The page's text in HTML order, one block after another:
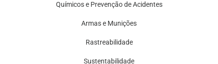
Químicos e Prevenção de Acidentes
Armas e Munições
Rastreabilidade
Sustentabilidade